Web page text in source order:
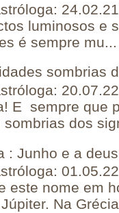
luminosos e
é sempre mu...
sombrias
E sempre que
sombrias dos
: Junho e a
este nome em
Na